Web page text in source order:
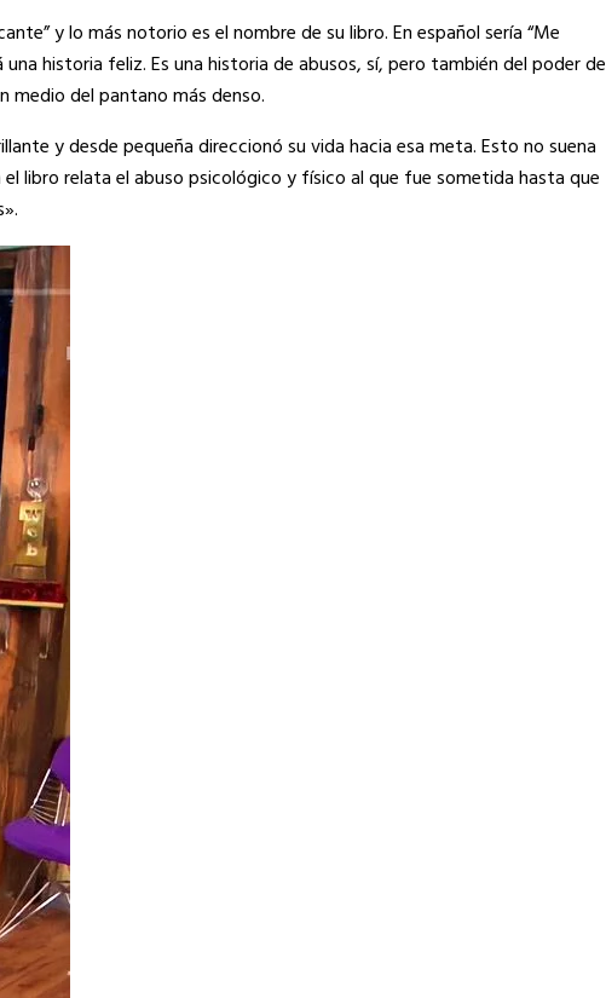
y lo más notorio es el nombre de su libro. En español sería “Me
historia feliz. Es una historia de abusos, sí, pero también del poder de
del pantano más denso.
y desde pequeña direccionó su vida hacia esa meta. Esto no suena
libro relata el abuso psicológico y físico al que fue sometida hasta que